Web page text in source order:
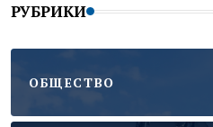
РУБРИКИ
ОБЩЕСТВО